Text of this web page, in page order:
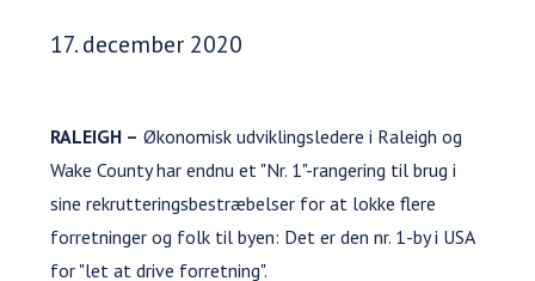
Udgivelsesdato:
17. december 2020
RALEIGH – Økonomisk udviklingsledere i Raleigh og
Wake County har endnu et "Nr. 1"-rangering til brug i
sine rekrutteringsbestræbelser for at lokke flere
forretninger og folk til byen: Det er den nr. 1-by i USA
for "let at drive forretning".